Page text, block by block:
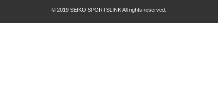
© 2019 SEIKO SPORTSLINK All rights reserved.